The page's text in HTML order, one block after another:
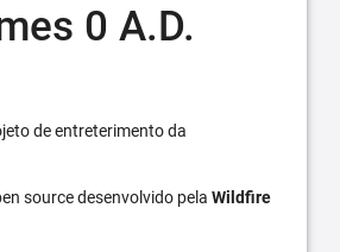
0 A.D.
de entreterimento da
source desenvolvido pela Wildfire